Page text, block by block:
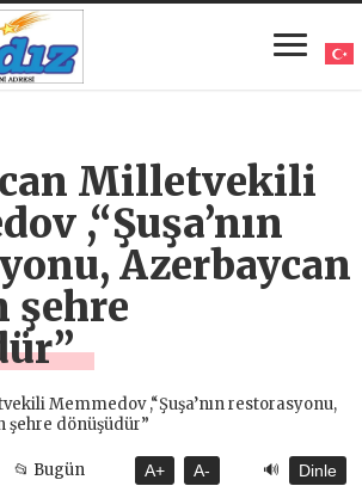
Milletvekili
,“Şuşa’nın
Azerbaycan
şehre
📂 Bugün A+ A- 🔊 Dinle